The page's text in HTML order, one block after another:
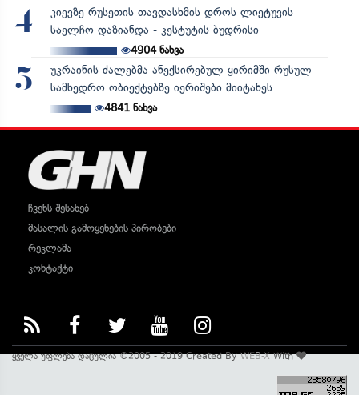
4
კიევზე რუსეთის თავდასხმის დროს ლიეტუვის
საელჩო დაზიანდა - კესტუტის ბუდრისი
4904ნახვა
5
უკრაინის ძალებმა ანექსირებულ ყირიმში რუსულ
სამხედრო ობიექტებზე იერიშები მიიტანეს...
4841ნახვა
ჩვენს შესახებ
მასალის გამოყენების პირობები
რეკლამა
კონტაქტი
ყველა უფლება დაცულია ©2005 - 2019 Created ByWEB-XWith